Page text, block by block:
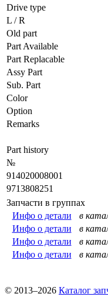
Drive type
L / R
Old part
Part Available
Part Replacable
Assy Part
Sub. Part
Color
Option
Remarks
Part history
№
914020008001
9713808251
Запчасти в группах
Инфо о детали
в
Инфо о детали
в
Инфо о детали
в
Инфо о детали
в
© 2013–2026 Каталог